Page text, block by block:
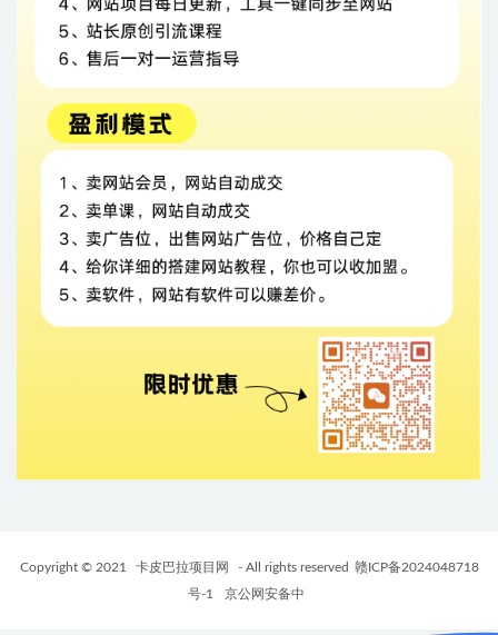
Copyright © 2021 卡皮巴拉项目网 - All rights reserved
赣ICP备2024048718
号-1
京公网安备中